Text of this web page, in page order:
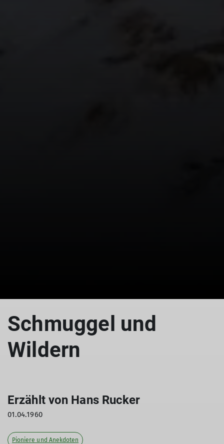
Schmuggel und
Wildern
Erzählt von Hans Rucker
01.04.1960
Pioniere und Anekdoten